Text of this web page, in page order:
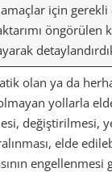
için gerekli
öngörülen
olan ya da
yollarla
değiştirilmesi,
elde